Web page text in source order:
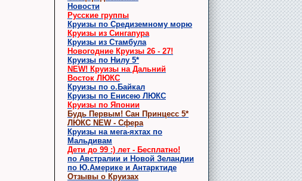
Новости
Русские группы
Круизы по Средиземному морю
Круизы из Сингапура
Круизы из Стамбула
Новогодние Круизы 26 - 27!
Круизы по Нилу 5*
NEW! Круизы на Дальний
Восток ЛЮКС
Круизы по о.Байкал
Круизы по Енисею ЛЮКС
Круизы по Японии
Будь Первым! Сан Принцесс 5*
ЛЮКС NEW - Сфера
Круизы на мега-яхтах по
Мальдивам
Дети до 99 :) лет - Бесплатно!
по Австралии и Новой Зеландии
по Ю.Америке и Антарктиде
Отзывы о Круизах